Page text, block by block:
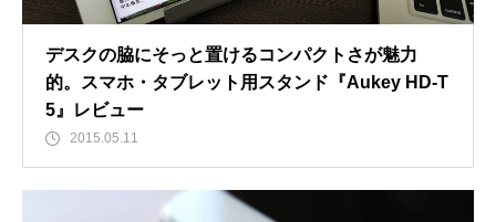
デスクの脇にそっと置けるコンパクトさが魅力
的。スマホ・タブレット用スタンド『Aukey HD-T
5』レビュー
2015.05.11